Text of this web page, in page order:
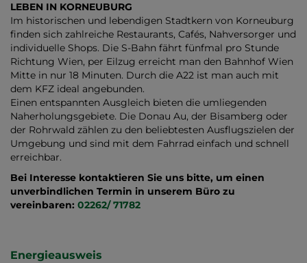
LEBEN IN KORNEUBURG
Im historischen und lebendigen Stadtkern von Korneuburg
finden sich zahlreiche Restaurants, Cafés, Nahversorger und
individuelle Shops. Die S-Bahn fährt fünfmal pro Stunde
Richtung Wien, per Eilzug erreicht man den Bahnhof Wien
Mitte in nur 18 Minuten. Durch die A22 ist man auch mit
dem KFZ ideal angebunden.
Einen entspannten Ausgleich bieten die umliegenden
Naherholungsgebiete. Die Donau Au, der Bisamberg oder
der Rohrwald zählen zu den beliebtesten Ausflugszielen der
Umgebung und sind mit dem Fahrrad einfach und schnell
erreichbar.
Bei Interesse kontaktieren Sie uns bitte, um einen
unverbindlichen Termin in unserem Büro zu
vereinbaren: 02262/ 71782
Energieausweis